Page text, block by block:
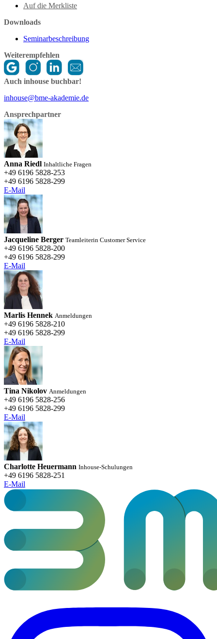
Auf die Merkliste
Downloads
Seminarbeschreibung
Weiterempfehlen
Auch inhouse buchbar!
inhouse@bme-akademie.de
Ansprechpartner
Anna Riedl Inhaltliche Fragen
+49 6196 5828-253
+49 6196 5828-299
E-Mail
Jacqueline Berger Teamleiterin Customer Service
+49 6196 5828-200
+49 6196 5828-299
E-Mail
Marlis Hennek Anmeldungen
+49 6196 5828-210
+49 6196 5828-299
E-Mail
Tina Nikolov Anmeldungen
+49 6196 5828-256
+49 6196 5828-299
E-Mail
Charlotte Heuermann Inhouse-Schulungen
+49 6196 5828-251
E-Mail